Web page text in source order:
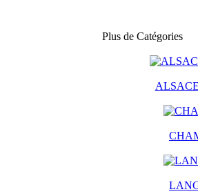
Plus de Catégories